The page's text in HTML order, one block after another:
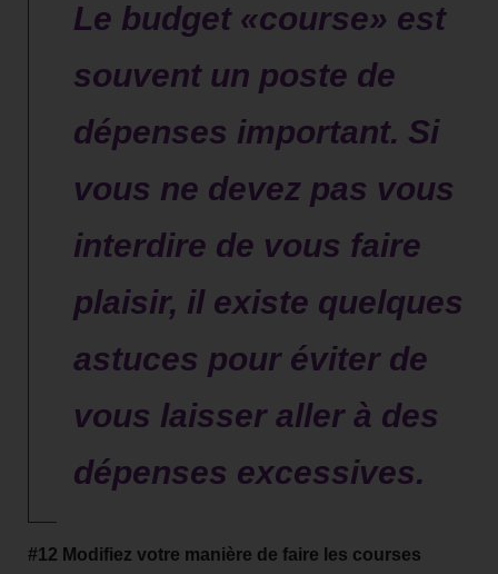
Le budget «course» est
souvent un poste de
dépenses important. Si
vous ne devez pas vous
interdire de vous faire
plaisir, il existe quelques
astuces pour éviter de
vous laisser aller à des
dépenses excessives.
#12 Modifiez votre manière de faire les courses